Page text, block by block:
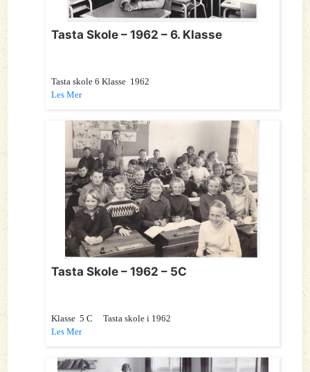
Tasta Skole – 1962 – 6. Klasse
Tasta skole 6 Klasse 1962
Les Mer
Tasta Skole – 1962 – 5C
Klasse 5 C Tasta skole i 1962
Les Mer